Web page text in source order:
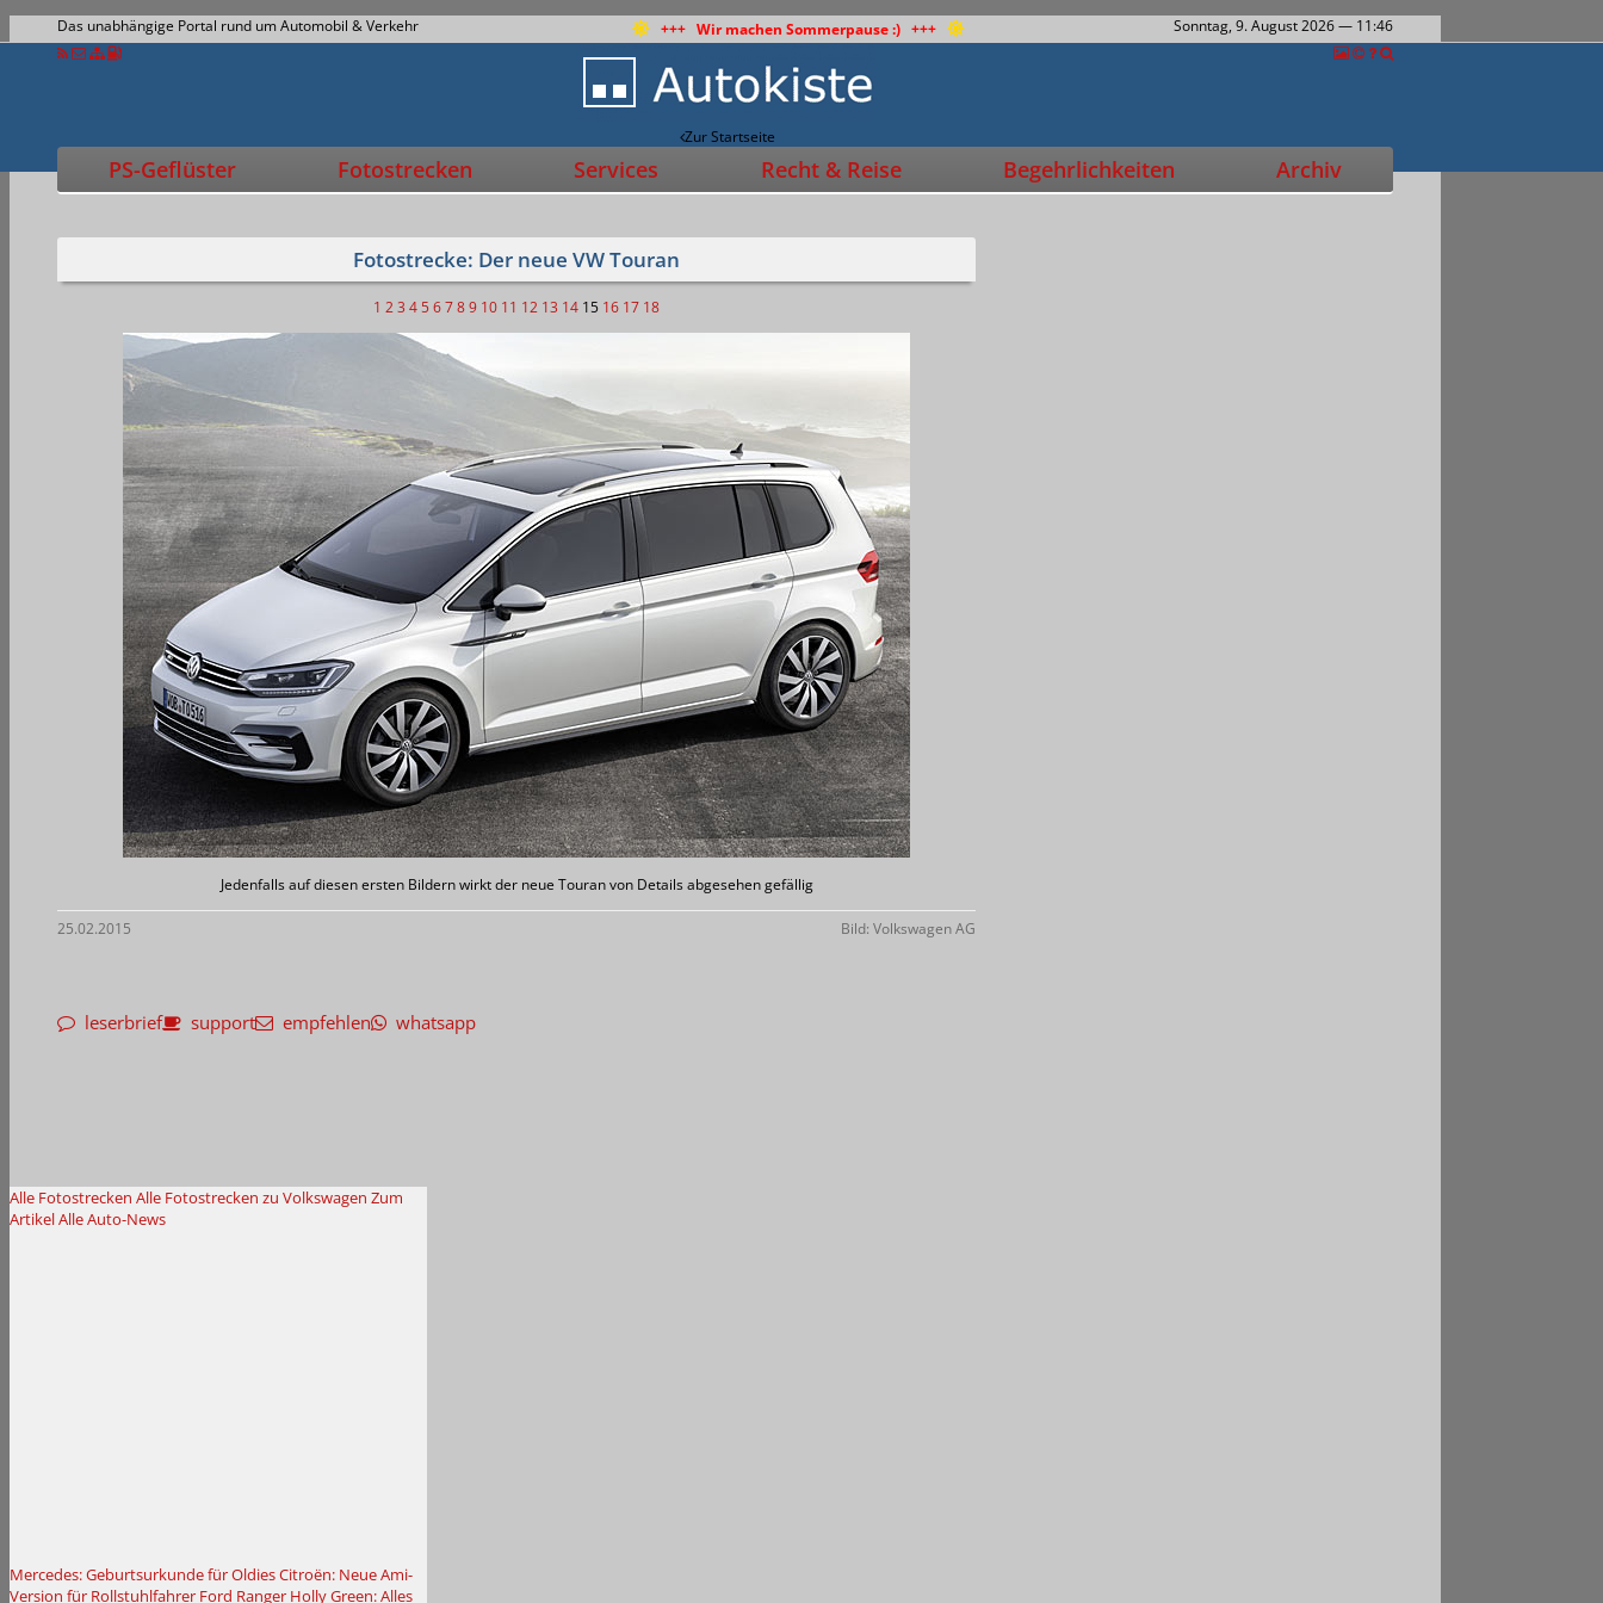
Das unabhängige Portal rund um Automobil & Verkehr +++ Wir machen Sommerpause :) +++ Sonntag, 9. August 2026— 11:46
Zur Startseite
PS-Geflüster Fotostrecken Services Recht & Reise Begehrlichkeiten Archiv
Fotostrecke: Der neue VW Touran
1 23 4 56789 10 11 12 13 14 15 16 17 18
Jedenfalls auf diesen ersten Bildern wirkt der neue Touran von Details abgesehen gefällig
25.02.2015 Bild: Volkswagen AG
leserbrief support empfehlen whatsapp
Alle Fotostrecken Alle Fotostrecken zu Volkswagen Zum
ArtikelAlle Auto-News
Mercedes: Geburtsurkunde für OldiesCitroën: Neue Ami-
Version für Rollstuhlfahrer Ford Ranger Holly Green: Alles